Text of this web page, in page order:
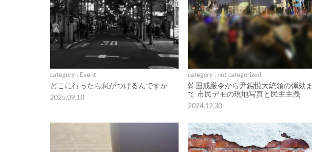
category : Event
どこに行ったら息がつけるんですか
2025.09.10
category : not categorized
韓国戒厳令から尹錫悦大統領の弾劾ま
で 市民デモの現地写真と民主主義
2024.12.30